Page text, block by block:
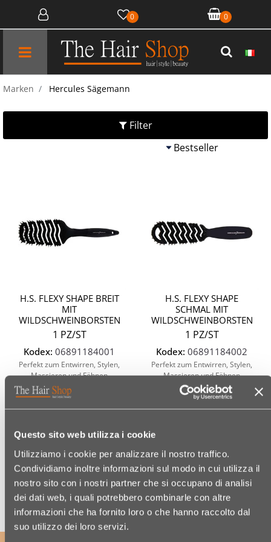
Questo sito web utilizza i cookie
Utilizziamo i cookie per analizzare il nostro traffico.
Condividiamo inoltre informazioni sul modo in cui utilizza il
nostro sito con i nostri partner che si occupano di analisi
dei dati web, i quali potrebbero combinarle con altre
informazioni che ha fornito loro o che hanno raccolto dal
suo utilizzo dei loro servizi.
0 0
Open menu
Marken Hercules Sägemann
Filter
H.S. FLEXY SHAPE BREIT
MIT
WILDSCHWEINBORSTEN
1 PZ/ST
Kodex: 06891184001
Perfekt zum Entwirren, Stylen,
Massieren und Föhnen
(€ 22,95/UNITÀ/STÜCK)
H.S. FLEXY SHAPE
SCHMAL MIT
WILDSCHWEINBORSTEN
1 PZ/ST
Kodex: 06891184002
Perfekt zum Entwirren, Stylen,
Massieren und Föhnen